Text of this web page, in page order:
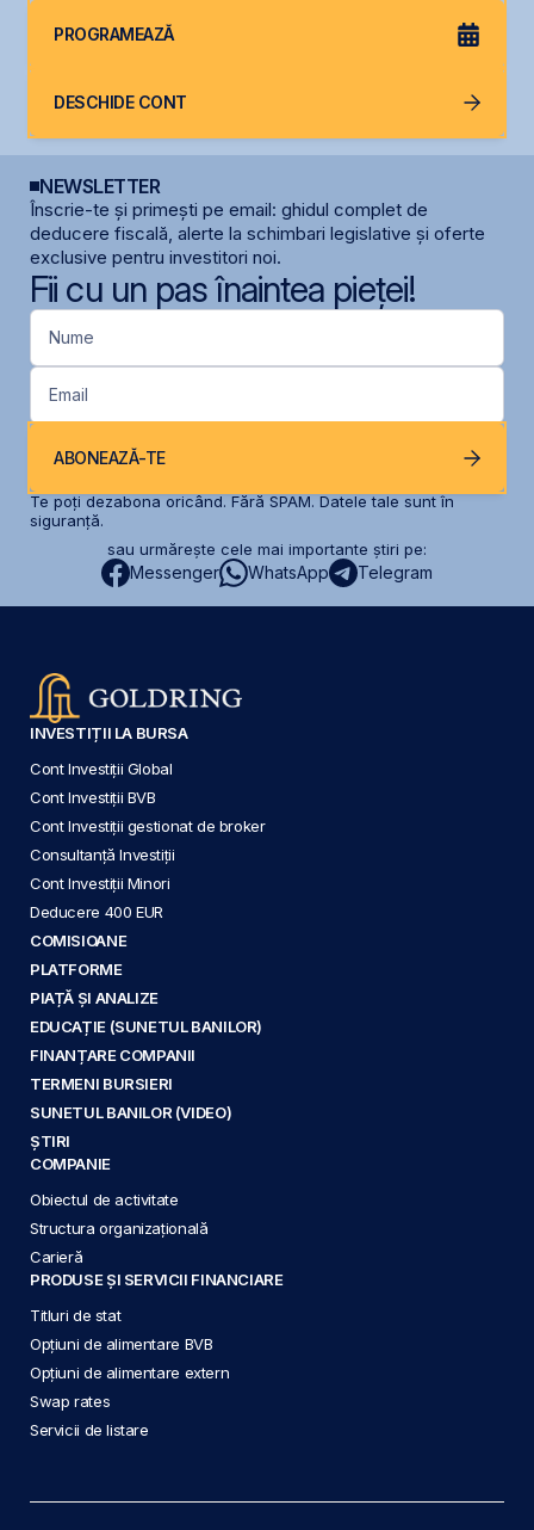
PROGRAMEAZĂ
DESCHIDE CONT
NEWSLETTER
Înscrie-te și primești pe email: ghidul complet de
deducere fiscală, alerte la schimbari legislative și oferte
exclusive pentru investitori noi.
Fii cu un pas înaintea pieței!
Nume
Email
ABONEAZĂ-TE
Te poți dezabona oricând. Fără SPAM. Datele tale sunt în
siguranță.
sau urmărește cele mai importante știri pe:
Messenger WhatsApp Telegram
INVESTIȚII LA BURSA
Cont Investiții Global
Cont Investiții BVB
Cont Investiții gestionat de broker
Consultanță Investiții
Cont Investiții Minori
Deducere 400 EUR
COMISIOANE
PLATFORME
PIAȚĂ ȘI ANALIZE
EDUCAȚIE (SUNETUL BANILOR)
FINANȚARE COMPANII
TERMENI BURSIERI
SUNETUL BANILOR (VIDEO)
ȘTIRI
COMPANIE
Obiectul de activitate
Structura organizațională
Carieră
PRODUSE ȘI SERVICII FINANCIARE
Titluri de stat
Opțiuni de alimentare BVB
Opțiuni de alimentare extern
Swap rates
Servicii de listare